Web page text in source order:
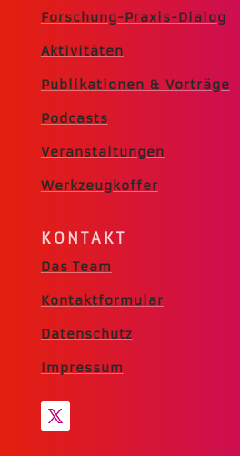
Forschung-Praxis-Dialog
Aktivitäten
Publikationen & Vorträge
Podcasts
Veranstaltungen
Werkzeugkoffer
KONTAKT
Das Team
Kontaktformular
Datenschutz
Impressum